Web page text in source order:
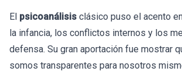
El psicoanálisis clásico puso el acento
la infancia, los conflictos internos y los
defensa. Su gran aportación fue mostrar
somos transparentes para nosotros